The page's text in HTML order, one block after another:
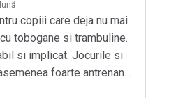
și atenție la detalii, ceea
să fie relaxantă
Recomand cu mare
petreceri și evenimente
copiii care deja nu mai
tobogane si trambuline.
si implicat. Jocurile si
foarte antrenante
fost totul perfect pentru